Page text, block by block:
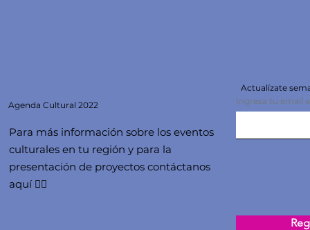
Agenda Cultural 2022
Para más información sobre los eventos
culturales en tu región y para la
presentación de proyectos contáctanos
aquí 👇🏻
Actualízate
Ingresa tu email